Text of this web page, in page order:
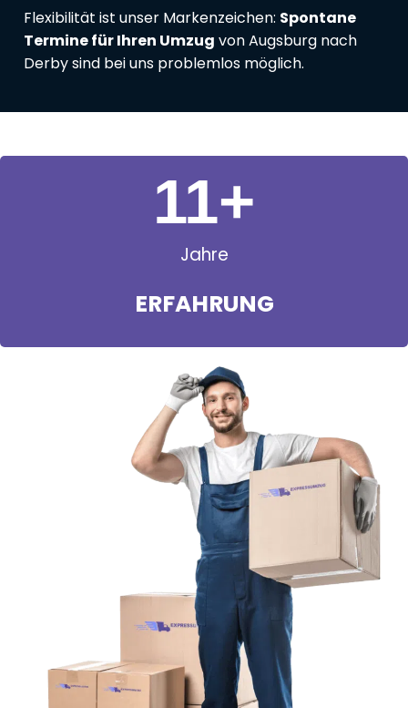
Flexibilität ist unser Markenzeichen: Spontane
Termine für Ihren Umzug von Augsburg nach
Derby sind bei uns problemlos möglich.
Jahre
ERFAHRUNG
11+